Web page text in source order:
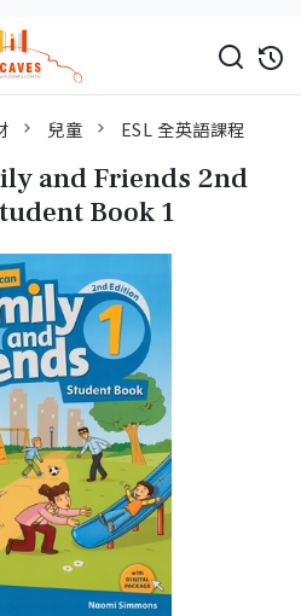
兒童 ESL 全英語課程
and Friends 2nd
Book 1